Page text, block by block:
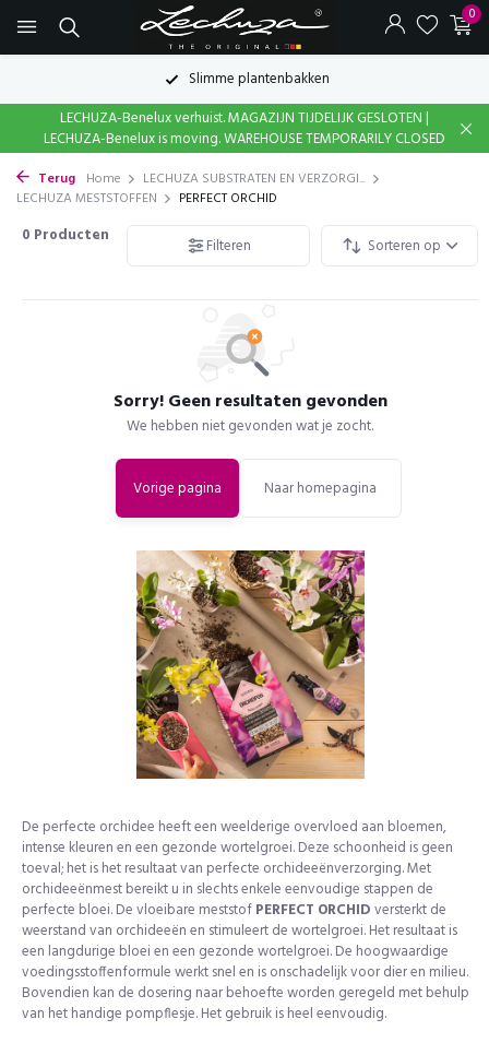
0
Slimme plantenbakken
LECHUZA-Benelux verhuist. MAGAZIJN TIJDELIJK GESLOTEN |
LECHUZA-Benelux is moving. WAREHOUSE TEMPORARILY CLOSED
Terug Home
LECHUZA SUBSTRATEN EN VERZORGI...
LECHUZA MESTSTOFFEN
PERFECT ORCHID
0 Producten Filteren Sorteren op
Sorry! Geen resultaten gevonden
We hebben niet gevonden wat je zocht.
Vorige pagina Naar homepagina
De perfecte orchidee heeft een weelderige overvloed aan bloemen,
intense kleuren en een gezonde wortelgroei. Deze schoonheid is geen
toeval; het is het resultaat van perfecte orchideeënverzorging. Met
orchideeënmest bereikt u in slechts enkele eenvoudige stappen de
perfecte bloei. De vloeibare meststofPERFECT ORCHIDversterkt de
weerstand van orchideeën en stimuleert de wortelgroei. Het resultaat is
een langdurige bloei en een gezonde wortelgroei. De hoogwaardige
voedingsstoffenformule werkt snel en is onschadelijk voor dier en milieu.
Bovendien kan de dosering naar behoefte worden geregeld met behulp
van het handige pompflesje. Het gebruik is heel eenvoudig.